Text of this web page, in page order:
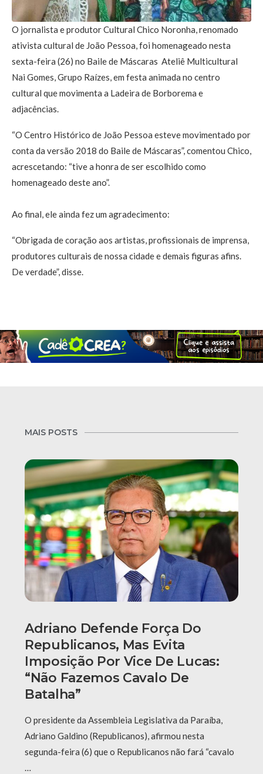
O jornalista e produtor Cultural Chico Noronha, renomado
ativista cultural de João Pessoa, foi homenageado nesta
sexta-feira (26) no Baile de Máscaras Ateliê Multicultural
Nai Gomes, Grupo Raízes, em festa animada no centro
cultural que movimenta a Ladeira de Borborema e
adjacências.
“O Centro Histórico de João Pessoa esteve movimentado por
conta da versão 2018 do Baile de Máscaras”, comentou Chico,
acrescetando: “tive a honra de ser escolhido como
homenageado deste ano”.
Ao final, ele ainda fez um agradecimento:
“Obrigada de coração aos artistas, profissionais de imprensa,
produtores culturais de nossa cidade e demais figuras afins.
De verdade”, disse.
MAIS POSTS
Adriano Defende Força Do
Republicanos, Mas Evita
Imposição Por Vice De Lucas:
“Não Fazemos Cavalo De
Batalha”
O presidente da Assembleia Legislativa da Paraíba,
Adriano Galdino (Republicanos), afirmou nesta
segunda-feira (6) que o Republicanos não fará “cavalo
…